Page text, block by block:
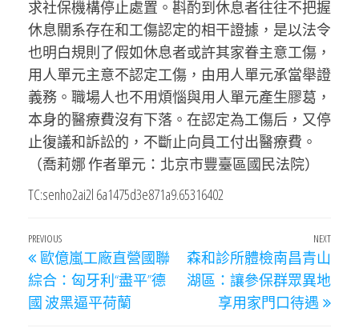
求社保機構停止處置。斟酌到休息者往往不把握
休息關系存在和工傷認定的相干證據，是以法令
也明白規則了假如休息者或許其家眷主意工傷，
用人單元主意不認定工傷，由用人單元承當舉證
義務。職場人也不用煩惱與用人單元產生膠葛，
本身的醫療費沒有下落。在認定為工傷后，又停
止復議和訴訟的，不斷止向員工付出醫療費。
（喬莉娜 作者單元：北京市豐臺區國民法院）
TC:senho2ai2l 6a1475d3e871a9.65316402
文
章
導
Previous
Post
PREVIOUS
歐億嵐工廠直營國聯
綜合：匈牙利“盡平”德
國 波黑逼平荷蘭
Next
NEXT
森和診所體檢南昌青山
湖區：讓參保群眾異地
享用家門口待遇